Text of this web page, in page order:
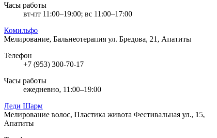
Часы работы
вт-пт 11:00–19:00; вс 11:00–17:00
Комильфо
Мелирование, Бальнеотерапия ул. Бредова, 21, Апатиты
Телефон
+7 (953) 300-70-17
Часы работы
ежедневно, 11:00–19:00
Леди Шарм
Мелирование волос, Пластика живота Фестивальная ул., 15,
Апатиты